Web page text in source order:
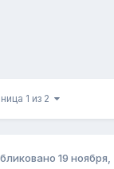
1 из 2
19